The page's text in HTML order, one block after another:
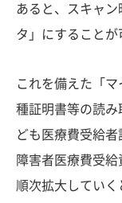
あると、スキャ
タ」にすることが
これを備えた「
種証明書等の読み
ども医療費受給
障害者医療費受
順次拡大していく